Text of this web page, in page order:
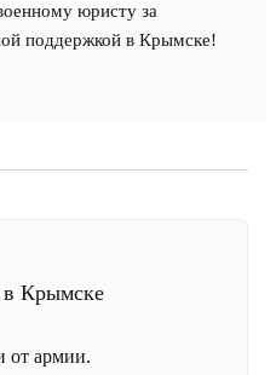
юристу за
поддержкой в Крымске!
Крымске
от армии.